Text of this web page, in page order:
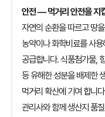
안전 — 먹거리 안전을 지
자연의 순환을 따르고 땅
농약이나 화학비료를 사
공급합니다. 식품첨가물,
등 유해한 성분을 배제한
먹거리 확산에 기여 합니
관리사와 함께 생산지 품